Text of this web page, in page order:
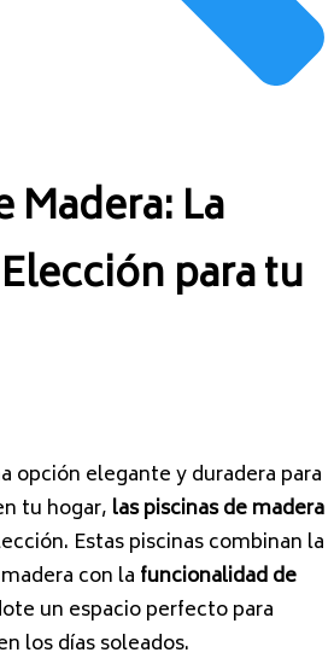
Madera: La
para tu
opción elegante y duradera para
tu hogar, las piscinas de madera
Estas piscinas combinan la
con la funcionalidad de
un espacio perfecto para
los días soleados.